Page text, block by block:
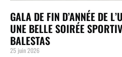
GALA DE FIN D’ANNÉE DE
UNE BELLE SOIRÉE
BALESTAS
25 juin 2026